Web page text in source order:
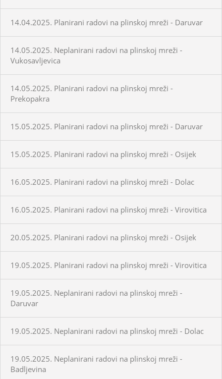
14.04.2025. Planirani radovi na plinskoj mreži - Daruvar
14.05.2025. Neplanirani radovi na plinskoj mreži -
Vukosavljevica
14.05.2025. Planirani radovi na plinskoj mreži -
Prekopakra
15.05.2025. Planirani radovi na plinskoj mreži - Daruvar
15.05.2025. Planirani radovi na plinskoj mreži - Osijek
16.05.2025. Planirani radovi na plinskoj mreži - Dolac
16.05.2025. Planirani radovi na plinskoj mreži - Virovitica
20.05.2025. Planirani radovi na plinskoj mreži - Osijek
19.05.2025. Planirani radovi na plinskoj mreži - Virovitica
19.05.2025. Neplanirani radovi na plinskoj mreži -
Daruvar
19.05.2025. Neplanirani radovi na plinskoj mreži - Dolac
19.05.2025. Neplanirani radovi na plinskoj mreži -
Badljevina